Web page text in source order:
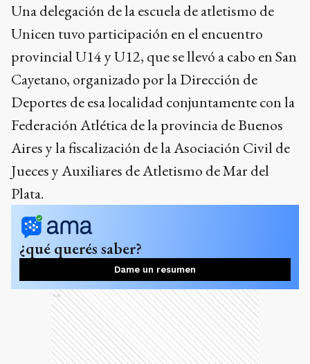
Una delegación de la escuela de atletismo de
Unicen tuvo participación en el encuentro
provincial U14 y U12, que se llevó a cabo en San
Cayetano, organizado por la Dirección de
Deportes de esa localidad conjuntamente con la
Federación Atlética de la provincia de Buenos
Aires y la fiscalización de la Asociación Civil de
Jueces y Auxiliares de Atletismo de Mar del
Plata.
¿qué querés saber?
Dame un resumen
Ads